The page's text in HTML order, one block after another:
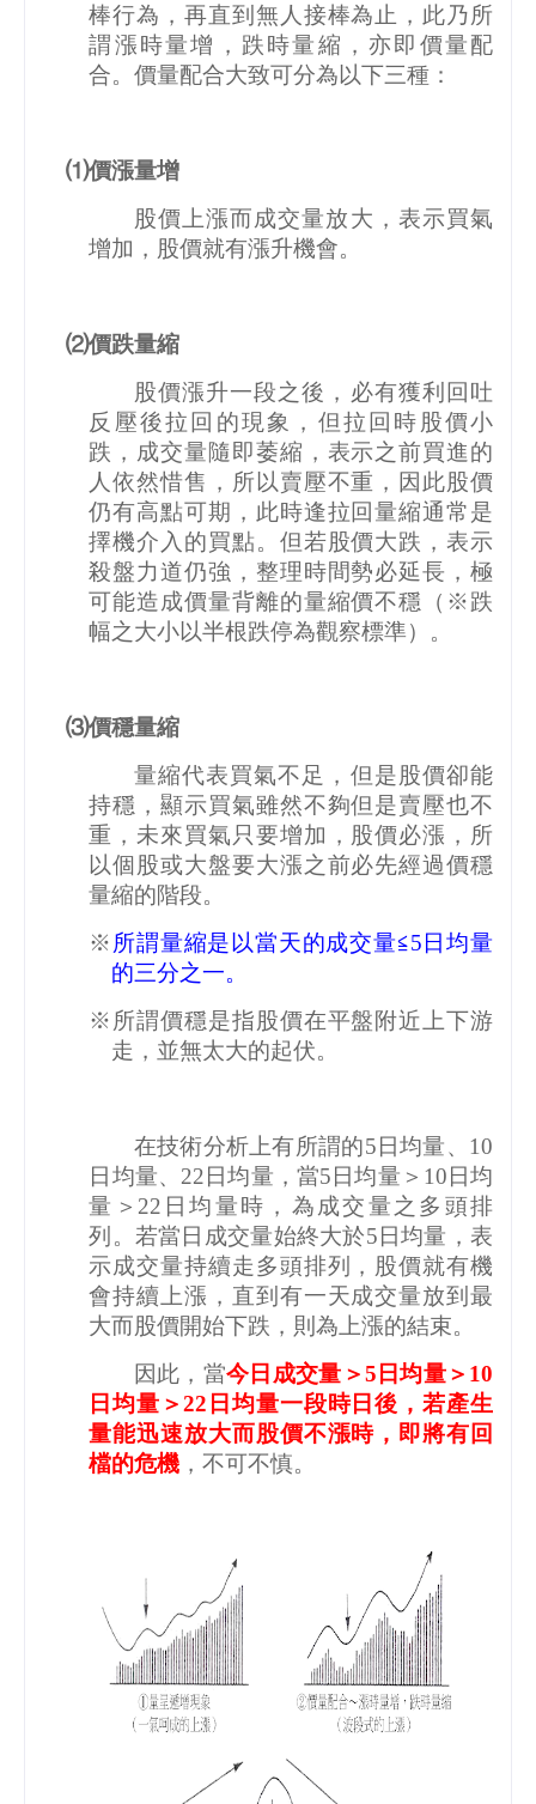
棒行為，再直到無人接棒為止，此乃所
謂漲時量增，跌時量縮，亦即價量配
合。價量配合大致可分為以下三種：
⑴價漲量增
股價上漲而成交量放大，表示買氣
增加，股價就有漲升機會。
⑵價跌量縮
股價漲升一段之後，必有獲利回吐
反壓後拉回的現象，但拉回時股價小
跌，成交量隨即萎縮，表示之前買進的
人依然惜售，所以賣壓不重，因此股價
仍有高點可期，此時逢拉回量縮通常是
擇機介入的買點。但若股價大跌，表示
殺盤力道仍強，整理時間勢必延長，極
可能造成價量背離的量縮價不穩（※跌
幅之大小以半根跌停為觀察標準）。
⑶價穩量縮
量縮代表買氣不足，但是股價卻能
持穩，顯示買氣雖然不夠但是賣壓也不
重，未來買氣只要增加，股價必漲，所
以個股或大盤要大漲之前必先經過價穩
量縮的階段。
※ 所謂量縮是以當天的成交量≦5日均量
的三分之一。
※所謂價穩是指股價在平盤附近上下游
走，並無太大的起伏。
在技術分析上有所謂的5日均量、 10
日均量、 22日均量，當5日均量＞ 10日均
量＞ 22 日均量時，為成交量之多頭排
列。若當日成交量始終大於5日均量，表
示成交量持續走多頭排列，股價就有機
會持續上漲，直到有一天成交量放到最
大而股價開始下跌，則為上漲的結束。
因此，當今日成交量＞5 日均量＞ 10
日均量＞22 日均量一段時日後，若產生
量能迅速放大而股價不漲時，即將有回
檔的危機 ，不可不慎。